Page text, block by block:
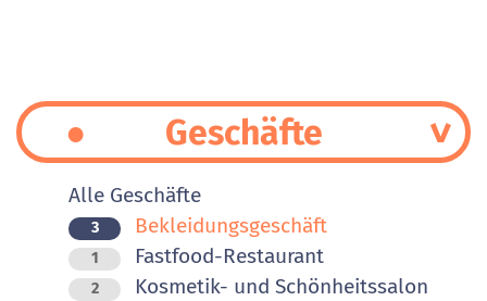
Geschäfte
Alle Geschäfte
3 Bekleidungsgeschäft
1 Fastfood-Restaurant
2 Kosmetik- und Schönheitssalon